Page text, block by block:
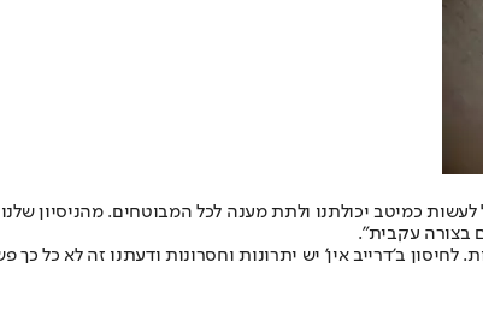
לעשות כמיטב יכולתנו ולתת מענה לכל המבוטחים.